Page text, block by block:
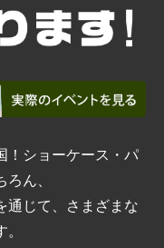
！ショーケース・パ
ん、
通じて、さまざまな